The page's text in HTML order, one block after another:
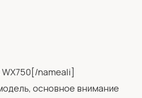
nameali]
основное внимание